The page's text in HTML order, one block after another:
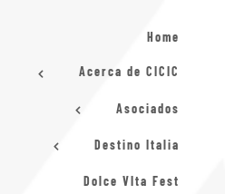
Home
Acerca de CICIC
Asociados
Destino Italia
Dolce VIta Fest